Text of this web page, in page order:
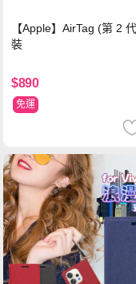
【Apple】AirTag (第 2
裝
$890
免運